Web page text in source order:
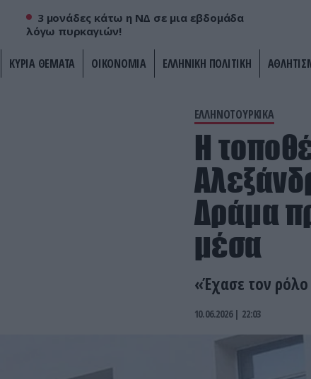
3 μονάδες κάτω η ΝΔ σε μια εβδομάδα
λόγω πυρκαγιών!
ΚΥΡΙΑ ΘΕΜΑΤΑ ΟΙΚΟΝΟΜΙΑ ΕΛΛΗΝΙΚΗ ΠΟΛΙΤΙΚΗ
ΕΛΛΗΝΟΤΟΥΡΚΙΚΑ
Η
Δράμα
μέσα
«Έχασε τον
10.06.2026 | 22:03